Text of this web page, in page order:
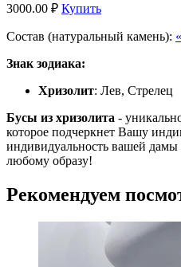
3000.00 ₽ Купить
Состав (натуральный камень):
Знак зодиака:
Хризолит: Лев, Стрелец
Бусы из хризолита -
которое подчеркнет Вашу
индивидуальность вашей дамы
любому образу!
Рекомендуем